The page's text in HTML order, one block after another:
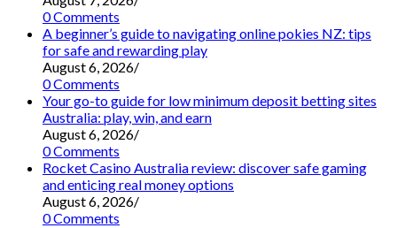
0 Comments
A beginner’s guide to navigating online pokies NZ: tips
for safe and rewarding play
August 6, 2026/
0 Comments
Your go-to guide for low minimum deposit betting sites
Australia: play, win, and earn
August 6, 2026/
0 Comments
Rocket Casino Australia review: discover safe gaming
and enticing real money options
August 6, 2026/
0 Comments